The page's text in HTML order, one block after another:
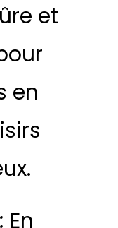
et
en
En